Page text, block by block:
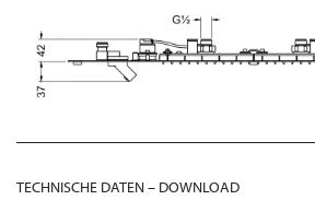
TECHNISCHE DATEN – DOWNLOAD